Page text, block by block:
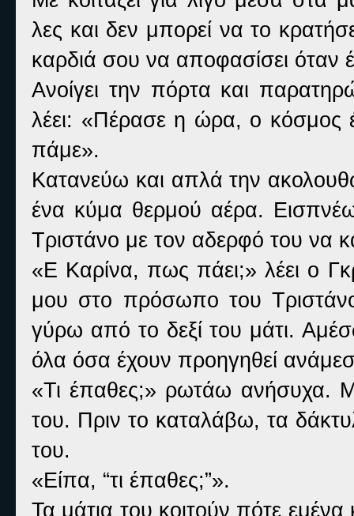
λες και δεν μπορεί να το
καρδιά σου να αποφασίσει όταν
Ανοίγει την πόρτα και
λέει: «Πέρασε η ώρα, ο κόσμος
πάμε».
Κατανεύω και απλά την
ένα κύμα θερμού αέρα.
Τριστάνο με τον αδερφό του να
«Ε Καρίνα, πως πάει;» λέει ο
μου στο πρόσωπο του
γύρω από το δεξί του μάτι.
όλα όσα έχουν προηγηθεί
«Τι έπαθες;» ρωτάω ανήσυχα.
του. Πριν το καταλάβω, τα
του.
«Είπα, “τι έπαθες;”».
Τα μάτια του κοιτούν πότε